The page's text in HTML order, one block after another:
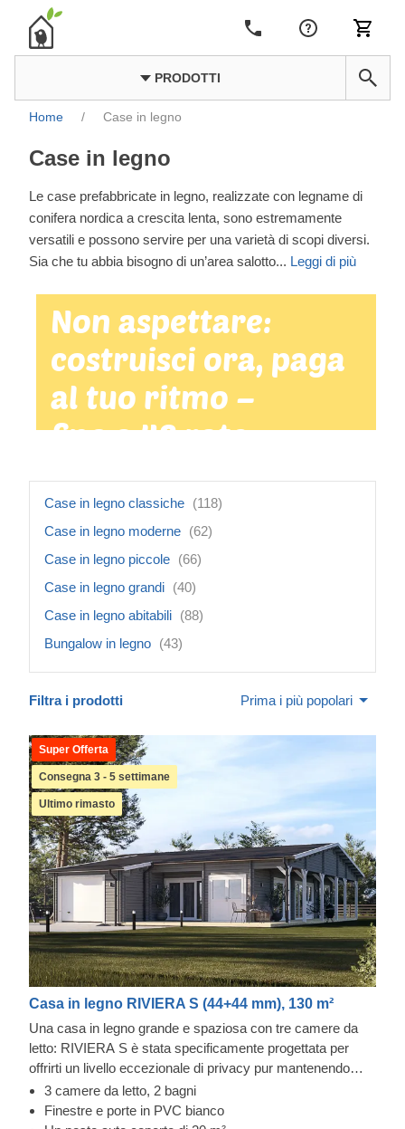
PRODOTTI
Home / Case in legno
Case in legno
Le case prefabbricate in legno, realizzate con legname di
conifera nordica a crescita lenta, sono estremamente
versatili e possono servire per una varietà di scopi diversi.
Sia che tu abbia bisogno di un’area salotto... Leggi di più
Non aspettare:
costruisci ora, paga
al tuo ritmo –
fino a 48 rate
mensili
Case in legno classiche (118)
Case in legno moderne (62)
Case in legno piccole (66)
Case in legno grandi (40)
Case in legno abitabili (88)
Bungalow in legno (43)
Filtra i prodotti Prima i più popolari
Super Offerta
Consegna 3 - 5 settimane
Ultimo rimasto
Casa in legno RIVIERA S (44+44 mm), 130 m²
Una casa in legno grande e spaziosa con tre camere da
letto: RIVIERA S è stata specificamente progettata per
offrirti un livello eccezionale di privacy pur mantenendo
spazi aperti sufficienti per godere di una buona
comunicazione con i tuoi cari. Un'ampia zona giorno
3 camere da letto, 2 bagni
Finestre e porte in PVC bianco